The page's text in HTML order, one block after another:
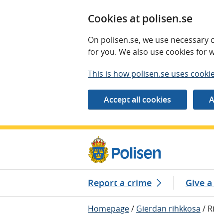
Cookies at polisen.se
On polisen.se, we use
for you. We also use cookies for
This is how polisen.se uses
Report a crime Give
Homepage/ Gierdan rihkkosa /